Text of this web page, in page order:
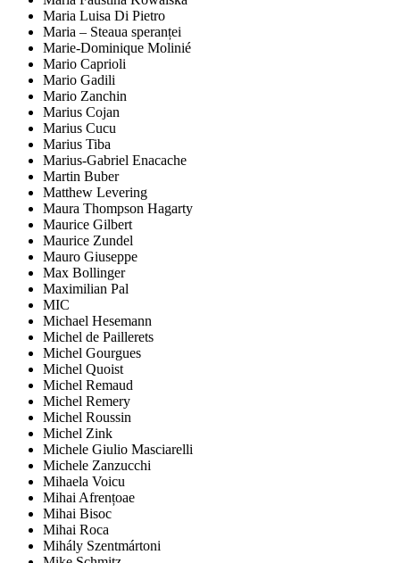
Maria Luisa Di Pietro
Maria – Steaua speranței
Marie-Dominique Molinié
Mario Caprioli
Mario Gadili
Mario Zanchin
Marius Cojan
Marius Cucu
Marius Tiba
Marius-Gabriel Enacache
Martin Buber
Matthew Levering
Maura Thompson Hagarty
Maurice Gilbert
Maurice Zundel
Mauro Giuseppe
Max Bollinger
Maximilian Pal
MIC
Michael Hesemann
Michel de Paillerets
Michel Gourgues
Michel Quoist
Michel Remaud
Michel Remery
Michel Roussin
Michel Zink
Michele Giulio Masciarelli
Michele Zanzucchi
Mihaela Voicu
Mihai Afrențoae
Mihai Bisoc
Mihai Roca
Mihály Szentmártoni